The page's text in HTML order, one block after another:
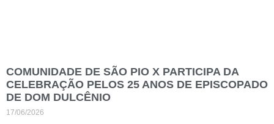
COMUNIDADE DE SÃO PIO X PARTICIPA DA
CELEBRAÇÃO PELOS 25 ANOS DE EPISCOPADO
DE DOM DULCÊNIO
17/06/2026